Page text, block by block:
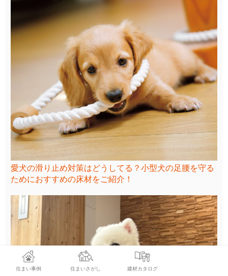
愛犬の滑り止め対策はどうしてる？小型犬の足腰を守る
ためにおすすめの床材をご紹介！
住まい事例 住まいさがし 建材カタログ